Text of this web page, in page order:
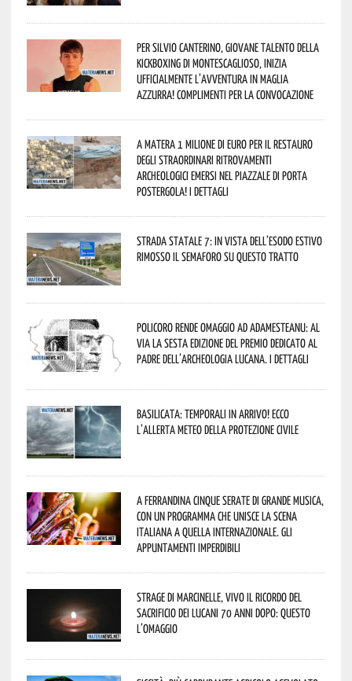
Per Silvio Canterino, giovane talento della
kickboxing di Montescaglioso, inizia
ufficialmente l’avventura in maglia
azzurra! Complimenti per la convocazione
A Matera 1 milione di euro per il restauro
degli straordinari ritrovamenti
archeologici emersi nel piazzale di Porta
Postergola! I dettagli
Strada statale 7: in vista dell’esodo estivo
rimosso il semaforo su questo tratto
Policoro rende omaggio ad Adamesteanu: al
via la sesta edizione del Premio dedicato al
padre dell’archeologia lucana. I dettagli
Basilicata: temporali in arrivo! Ecco
l’allerta meteo della Protezione civile
A Ferrandina cinque serate di grande musica,
con un programma che unisce la scena
italiana a quella internazionale. Gli
appuntamenti imperdibili
Strage di Marcinelle, vivo il ricordo del
sacrificio dei lucani 70 anni dopo: questo
l’omaggio